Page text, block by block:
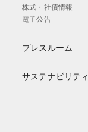
株式・社債情報
電子公告
プレスルーム
サステナビリティ